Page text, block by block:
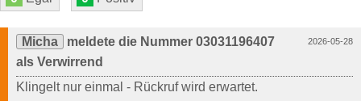
2026-05-28
Micha
meldete die Nummer 03031196407
als Verwirrend
Klingelt nur einmal - Rückruf wird erwartet.